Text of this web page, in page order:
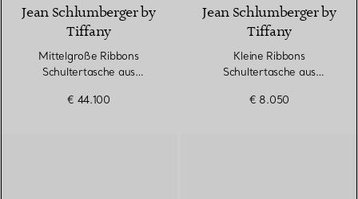
Jean Schlumberger by
Tiffany
Mittelgroße Ribbons
Schultertasche aus
€ 44.100
Jean Schlumberger by
Tiffany
Kleine Ribbons
Schultertasche aus
€ 8.050